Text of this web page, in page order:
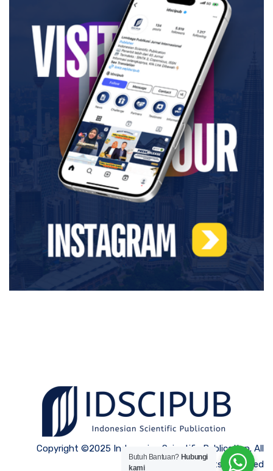
Copyright ©2025 Indonesian Scientific Publication. All
Rights Reserved
Butuh Bantuan? Hubungi
kami